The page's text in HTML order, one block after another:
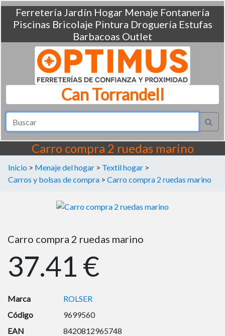
Ferretería Jardín Hogar Menaje Fontanería
Piscinas Bricolaje Pintura Droguería Estufas
Barbacoas Outlet
Can Torrandell
Carro compra 2 ruedas marino
Inicio > Menaje del hogar > Textil hogar >
Carros y bolsas de compra > Carro compra 2 ruedas marino
Carro compra 2 ruedas marino
37.41 €
Marca
ROLSER
Código
9699560
EAN
8420812965748